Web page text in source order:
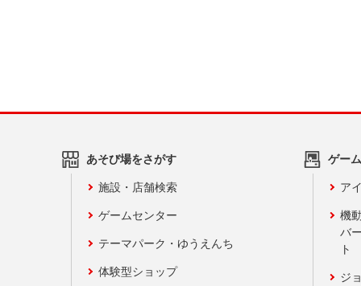
あそび場をさがす
施設・店舗検索
ゲームセンター
テーマパーク・ゆうえんち
体験型ショップ
ゲー
ア
機
バ
ト
ジ